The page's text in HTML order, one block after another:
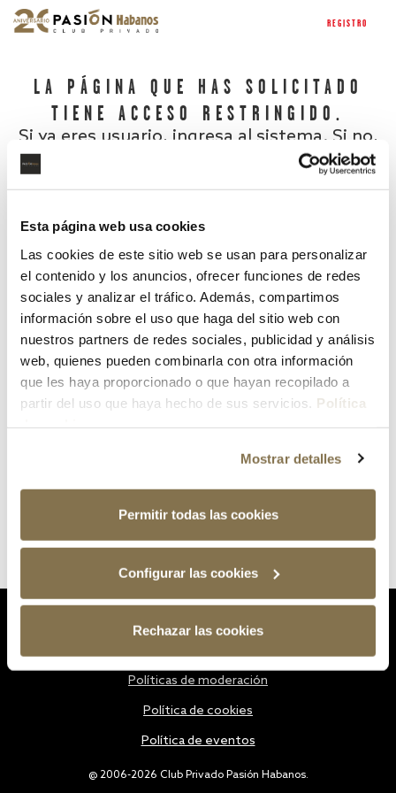
Esta página web usa cookies
Las cookies de este sitio web se usan para personalizar
el contenido y los anuncios, ofrecer funciones de redes
sociales y analizar el tráfico. Además, compartimos
información sobre el uso que haga del sitio web con
nuestros partners de redes sociales, publicidad y análisis
web, quienes pueden combinarla con otra información
que les haya proporcionado o que hayan recopilado a
partir del uso que haya hecho de sus servicios. Política
Mostrar detalles
Permitir todas las cookies
Configurar las cookies
Rechazar las cookies
REGISTRO
LA PÁGINA QUE HAS SOLICITADO
TIENE ACCESO RESTRINGIDO.
Si ya eres usuario, ingresa al sistema. Si no,
¿Has olvidado tu contraseña?
@ 2006-2026 Club Privado Pasión Habanos.
Políticas de moderación
Política de cookies
Política de eventos